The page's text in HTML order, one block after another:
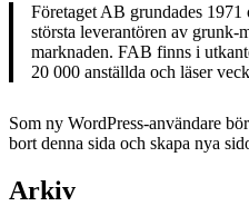
Företaget AB grundades 1971
största leverantören av grunk-
marknaden. FAB finns i
20 000 anställda och läser
Som ny WordPress-användare
bort denna sida och skapa nya
Arkiv